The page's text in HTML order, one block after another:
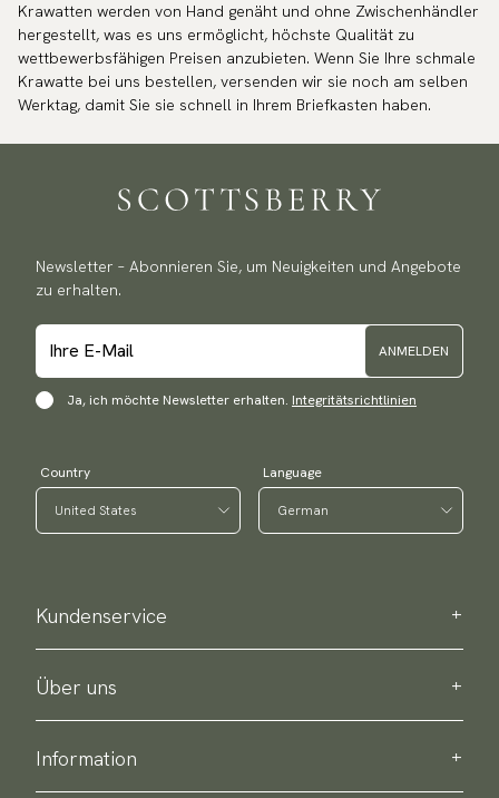
Krawatten werden von Hand genäht und ohne Zwischenhändler
hergestellt, was es uns ermöglicht, höchste Qualität zu
wettbewerbsfähigen Preisen anzubieten. Wenn Sie Ihre schmale
Krawatte bei uns bestellen, versenden wir sie noch am selben
Werktag, damit Sie sie schnell in Ihrem Briefkasten haben.
Newsletter – Abonnieren Sie, um Neuigkeiten und Angebote
zu erhalten.
ANMELDEN
Ja, ich möchte Newsletter erhalten. Integritätsrichtlinien
Country Language
Kundenservice
Kontaktieren Sie uns
Bestellinformation
Über uns
Über Scottsberry
Nachhaltigkeit
Integritätsrichtlinien
Information
Lieferung